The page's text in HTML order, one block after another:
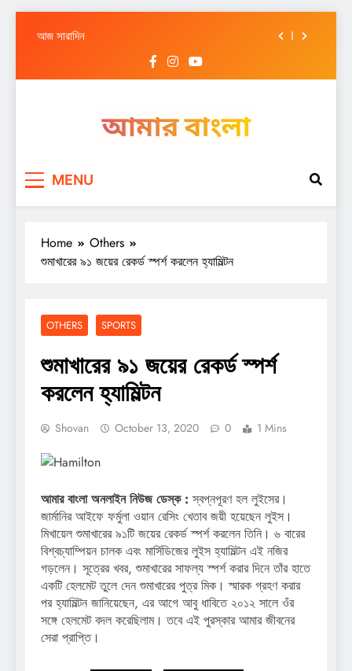
আজ সারাদিন
আজ সারাদিন
MENU
Home
Others
শুমাখারের ৯১ জয়ের রেকর্ড স্পর্শ করলেন হ্যামিল্টন
OTHERS SPORTS
শুমাখারের ৯১ জয়ের রেকর্ড স্পর্শ
করলেন হ্যামিল্টন
Shovan October 13, 2020 0 1 Mins
আমার বাংলা অনলাইন নিউজ ডেস্ক : স্বপ্নপূরণ হল লুইসের।
জার্মানির আইফে ফর্মুলা ওয়ান রেসিং খেতাব জয়ী হয়েছেন লুইস।
মিখায়েল শুমাখারের ৯১টি জয়ের রেকর্ড স্পর্শ করলেন তিনি। ৬ বারের
বিশ্বচ্যাম্পিয়ন চালক এবং মার্সিডিজের লুইস হ্যামিল্টন এই নজির
গড়লেন। সূত্রের খবর, শুমাখারের সাফল্য স্পর্শ করার দিনে তাঁর হাতে
একটি হেলমেট তুলে দেন শুমাখারের পুত্র মিক। স্মারক গ্রহণ করার
পর হ্যামিল্টন জানিয়েছেন, এর আগে আবু ধাবিতে ২০১২ সালে ওঁর
সঙ্গে হেলমেট বদল করেছিলাম। তবে এই পুরস্কার আমার জীবনের
সেরা প্রাপ্তি।